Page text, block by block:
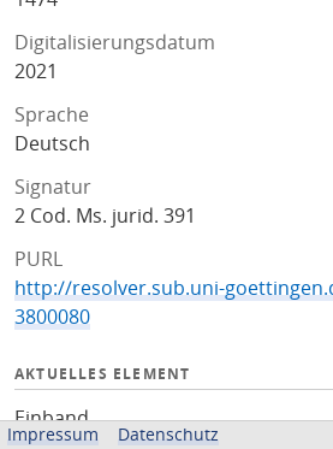
Digitalisierungsdatum
2021
Sprache
Deutsch
Signatur
2 Cod. Ms. jurid. 391
PURL
http://resolver.sub.uni-
3800080
AKTUELLES ELEMENT
Einband
Impressum Datenschutz